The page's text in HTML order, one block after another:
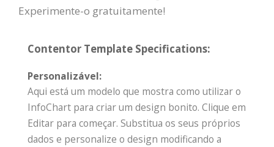
Experimente-o gratuitamente!
Contentor Template Specifications:
Personalizável:
Aqui está um modelo que mostra como utilizar o
InfoChart para criar um design bonito. Clique em
Editar para começar. Substitua os seus próprios
dados e personalize o design modificando a